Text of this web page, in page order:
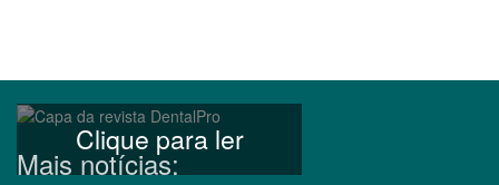
Clique para ler
Mais notícias: